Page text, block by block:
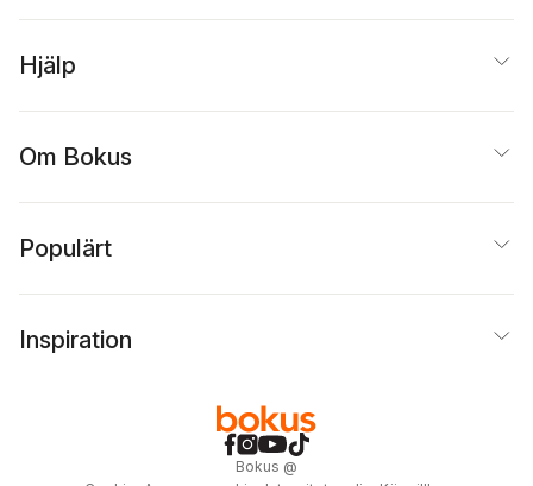
Hjälp
Om Bokus
Populärt
Inspiration
Bokus @